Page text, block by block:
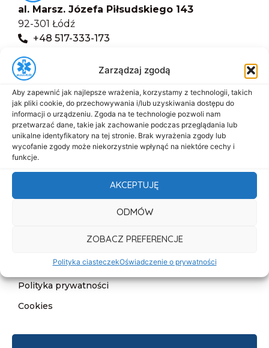
Zarządzaj zgodą
Aby zapewnić jak najlepsze wrażenia, korzystamy z technologii, takich
jak pliki cookie, do przechowywania i/lub uzyskiwania dostępu do
informacji o urządzeniu. Zgoda na te technologie pozwoli nam
przetwarzać dane, takie jak zachowanie podczas przeglądania lub
unikalne identyfikatory na tej stronie. Brak wyrażenia zgody lub
wycofanie zgody może niekorzystnie wpłynąć na niektóre cechy i
funkcje.
AKCEPTUJĘ
ODMÓW
ZOBACZ PREFERENCJE
Polityka ciasteczekOświadczenie o prywatności
al. Marsz. Józefa Piłsudskiego 143
92-301 Łódź
+48 517-333-173
biuro@dasmed.pl
Menu
Start
O nas
Oferta
Cennik
Kontakt
Deklaracja dostępności
Klauzula informacyjna
Polityka prywatności
Cookies